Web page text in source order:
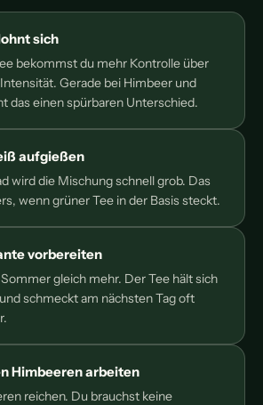
sich
bekommst du mehr Kontrolle über
Gerade bei Himbeer und
das einen spürbaren Unterschied.
aufgießen
wird die Mischung schnell grob. Das
wenn grüner Tee in der Basis steckt.
vorbereiten
gleich mehr. Der Tee hält sich
schmeckt am nächsten Tag oft
Himbeeren arbeiten
reichen. Du brauchst keine